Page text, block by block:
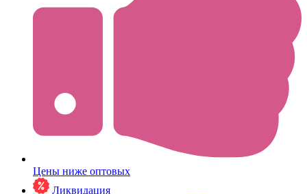
Цены ниже оптовых
Ликвидация